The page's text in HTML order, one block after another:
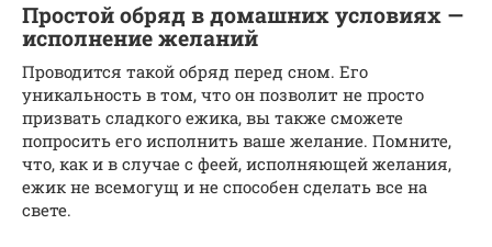
Простой обряд в домашних условиях —
исполнение желаний
Проводится такой обряд перед сном. Его
уникальность в том, что он позволит не просто
призвать сладкого ежика, вы также сможете
попросить его исполнить ваше желание. Помните,
что, как и в случае с феей, исполняющей желания,
ежик не всемогущ и не способен сделать все на
свете.